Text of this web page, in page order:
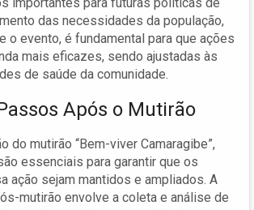
das necessidades da população,
o evento, é fundamental para que ações
mais eficazes, sendo ajustadas às
de saúde da comunidade.
Após o Mutirão
do mutirão “Bem-viver Camaragibe”,
essenciais para garantir que os
ação sejam mantidos e ampliados. A
mutirão envolve a coleta e análise de